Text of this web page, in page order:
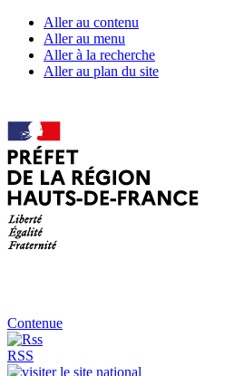
Aller au contenu
Aller au menu
Aller à la recherche
Aller au plan du site
Contenue
RSS